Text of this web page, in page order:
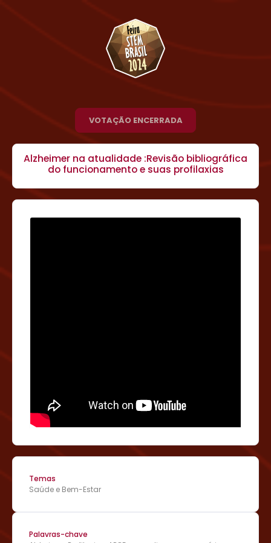
VOTAÇÃO ENCERRADA
Alzheimer na atualidade :Revisão bibliográfica
do funcionamento e suas profilaxias
Temas
Saúde e Bem-Estar
Palavras-chave